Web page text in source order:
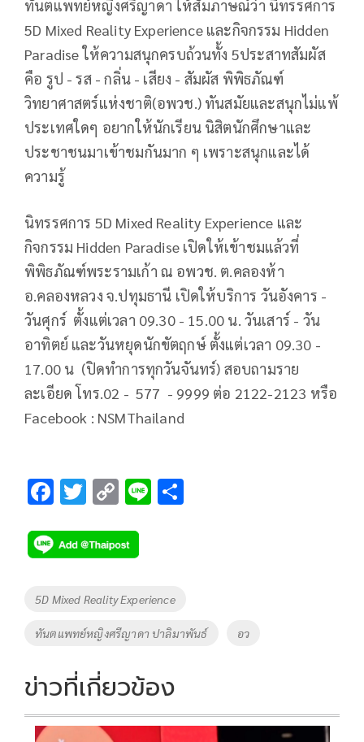
ทันตแพทย์หญิงศรีญาดา ให้สัมภาษณ์ว่า นิทรรศการ
5D Mixed Reality Experience และกิจกรรม Hidden
Paradise ให้ความสนุกครบถ้วนทั้ง 5ประสาทสัมผัส
คือ รูป - รส - กลิ่น - เสียง - สัมผัส พิพิธภัณฑ์
วิทยาศาสตร์แห่งชาติ(อพวช.) ทันสมัยและสนุกไม่แพ้
ประเทศใดๆ อยากให้นักเรียน นิสิตนักศึกษาและ
ประชาชนมาเข้าชมกันมาก ๆ เพราะสนุกและได้
ความรู้
นิทรรศการ 5D Mixed Reality Experience และ
กิจกรรม Hidden Paradise เปิดให้เข้าชมแล้วที่
พิพิธภัณฑ์พระรามเก้า ณ อพวช. ต.คลองห้า
อ.คลองหลวง จ.ปทุมธานี เปิดให้บริการ วันอังคาร -
วันศุกร์ ตั้งแต่เวลา 09.30 - 15.00 น. วันเสาร์ - วัน
อาทิตย์ และวันหยุดนักขัตฤกษ์ ตั้งแต่เวลา 09.30 -
17.00 น (ปิดทำการทุกวันจันทร์) สอบถามราย
ละเอียด โทร.02 - 577 - 9999 ต่อ 2122-2123 หรือ
Facebook : NSMThailand
F
e
b
o
k
T
tt
er
C
p
y
Li
n
k
Li
Tags
5D Mixed Reality Experience
ทันตแพทย์หญิงศรีญาดา ปาลิมาพันธ์ อว
ข่าวที่เกี่ยวข้อง